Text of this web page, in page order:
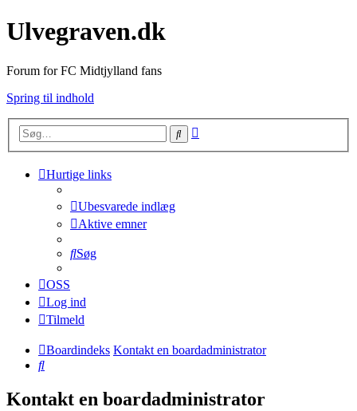
Ulvegraven.dk
Forum for FC Midtjylland fans
Spring til indhold
Søg
Hurtige links
Ubesvarede indlæg
Aktive emner
Søg
OSS
Log ind
Tilmeld
Boardindeks Kontakt en boardadministrator
Søg
Kontakt en boardadministrator